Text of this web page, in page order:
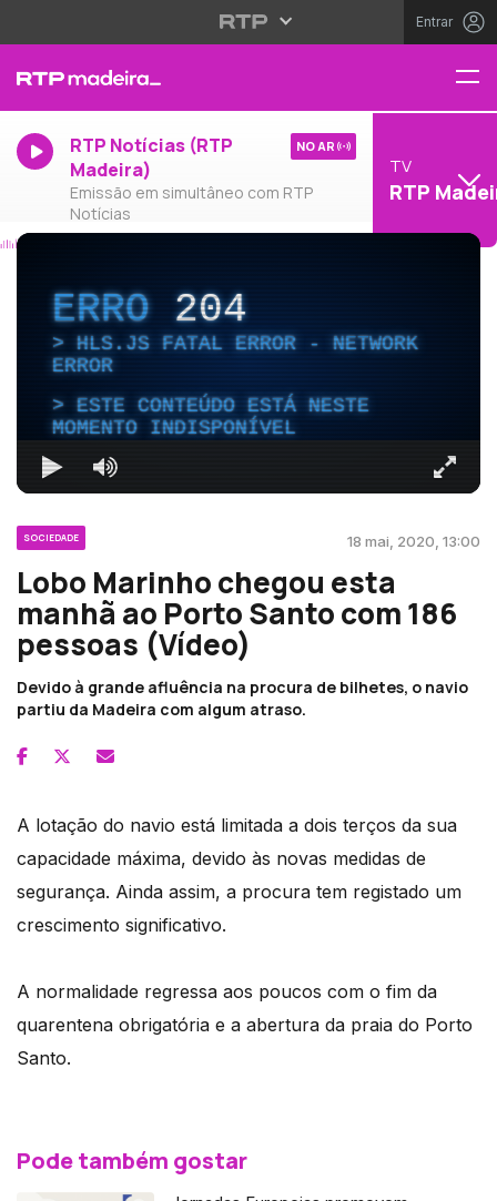
Entrar
RTP Notícias (RTP
Madeira)
Emissão em simultâneo com RTP
Notícias
NO AR
TV
RTP
ERRO204
HLS.JS FATAL ERROR - NETWORK
ERROR
ESTE CONTEÚDO ESTÁ NESTE
MOMENTO INDISPONÍVEL
SOCIEDADE 18 mai, 2020, 13:00
Lobo Marinho chegou esta
manhã ao Porto Santo com 186
pessoas (Vídeo)
Devido à grande afluência na procura de bilhetes, o navio
partiu da Madeira com algum atraso.
A lotação do navio está limitada a dois terços da sua
capacidade máxima, devido às novas medidas de
segurança. Ainda assim, a procura tem registado um
crescimento significativo.
A normalidade regressa aos poucos com o fim da
quarentena obrigatória e a abertura da praia do Porto
Santo.
Pode também gostar